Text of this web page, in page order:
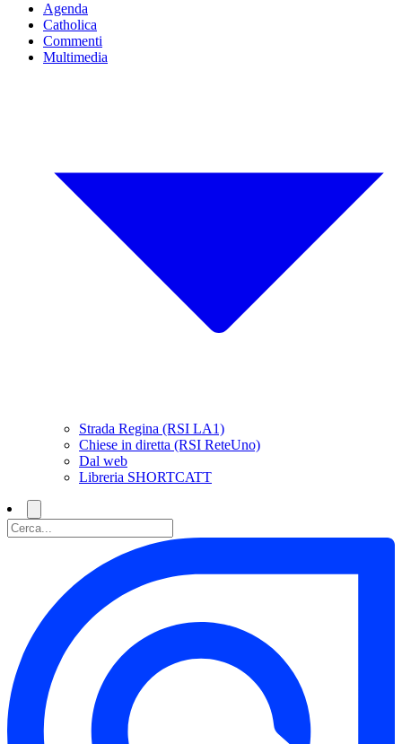
Agenda
Catholica
Commenti
Multimedia
Strada Regina (RSI LA1)
Chiese in diretta (RSI ReteUno)
Dal web
Libreria SHORTCATT